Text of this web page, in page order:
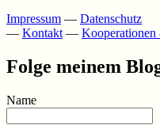
Impressum — Datenschutz
— Kontakt—
Folge meinem
Name